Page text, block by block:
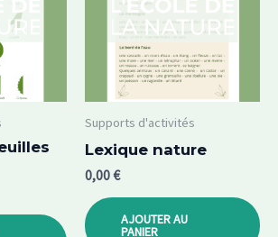
Supports d'activités
Lexique nature
0,00€
AJOUTER AU
PANIER